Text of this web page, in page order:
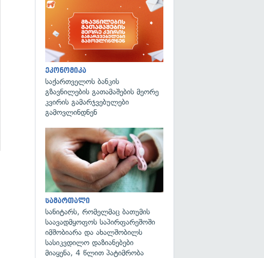
ეკონომიკა
საქართველოს ბანკის
გზავნილების გათამაშების მეორე
კვირის გამარჯვებულები
გამოვლინდნენ
სამართალი
სანიტარს, რომელმაც ბათუმის
საავადმყოფოს საპირფარეშოში
იმშობიარა და ახალშობილს
სასიკვდილო დაზიანებები
მიაყენა, 4 წლით პატიმრობა